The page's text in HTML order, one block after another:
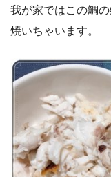
我が家ではこの鯛
焼いちゃいます。